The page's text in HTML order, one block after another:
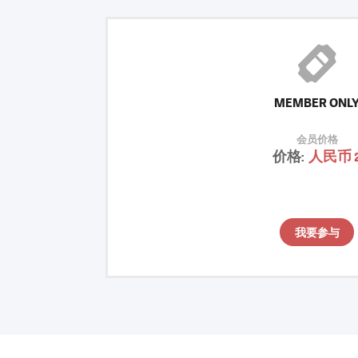
MEMBER
会员价格
价格: 人民币
我要参与